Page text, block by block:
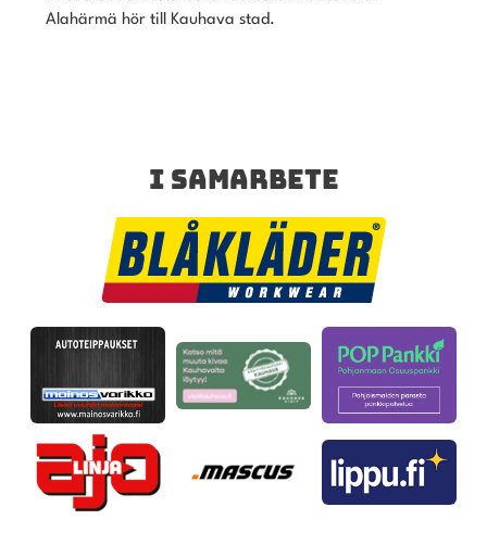
Alahärmä hör till Kauhava stad.
I SAMARBETE